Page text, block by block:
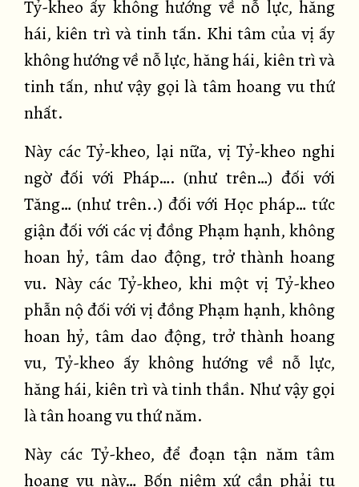
Tỷ-kheo ấy không hướng về nỗ lực, hăng
hái, kiên trì và tinh tấn. Khi tâm của vị ấy
không hướng về nỗ lực, hăng hái, kiên trì và
tinh tấn, như vậy gọi là tâm hoang vu thứ
nhất.
Này các Tỷ-kheo, lại nữa, vị Tỷ-kheo nghi
ngờ đối với Pháp…. (như trên…) đối với
Tăng… (như trên..) đối với Học pháp… tức
giận đối với các vị đồng Phạm hạnh, không
hoan hỷ, tâm dao động, trở thành hoang
vu. Này các Tỷ-kheo, khi một vị Tỷ-kheo
phẫn nộ đối với vị đồng Phạm hạnh, không
hoan hỷ, tâm dao động, trở thành hoang
vu, Tỷ-kheo ấy không hướng về nỗ lực,
hăng hái, kiên trì và tinh thần. Như vậy gọi
là tân hoang vu thứ năm.
Này các Tỷ-kheo, để đoạn tận năm tâm
hoang vu này… Bốn niệm xứ cần phải tu